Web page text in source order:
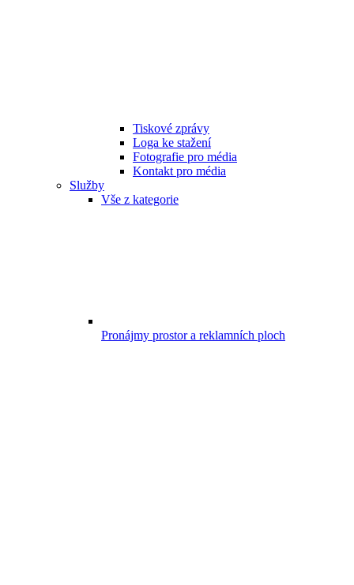
Tiskové zprávy
Loga ke stažení
Fotografie pro média
Kontakt pro média
Služby
Vše z kategorie
Pronájmy prostor a reklamních ploch